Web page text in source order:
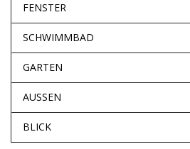
FENSTER
SCHWIMMBAD
GARTEN
AUSSEN
BLICK